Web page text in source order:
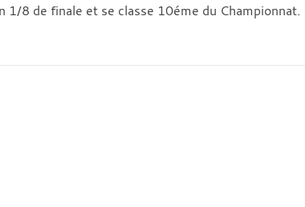
8 de finale et se classe 10éme du Championnat.